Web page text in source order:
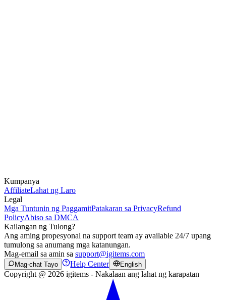
Kumpanya
AffiliateLahat ng Laro
Legal
Mga Tuntunin ng PaggamitPatakaran sa PrivacyRefund
PolicyAbiso sa DMCA
Kailangan ng Tulong?
Ang aming propesyonal na support team ay available 24/7 upang
tumulong sa anumang mga katanungan.
Mag-email sa amin sa support@igitems.com
Mag-chat Tayo Help Center English
Copyright @ 2026 igitems - Nakalaan ang lahat ng karapatan